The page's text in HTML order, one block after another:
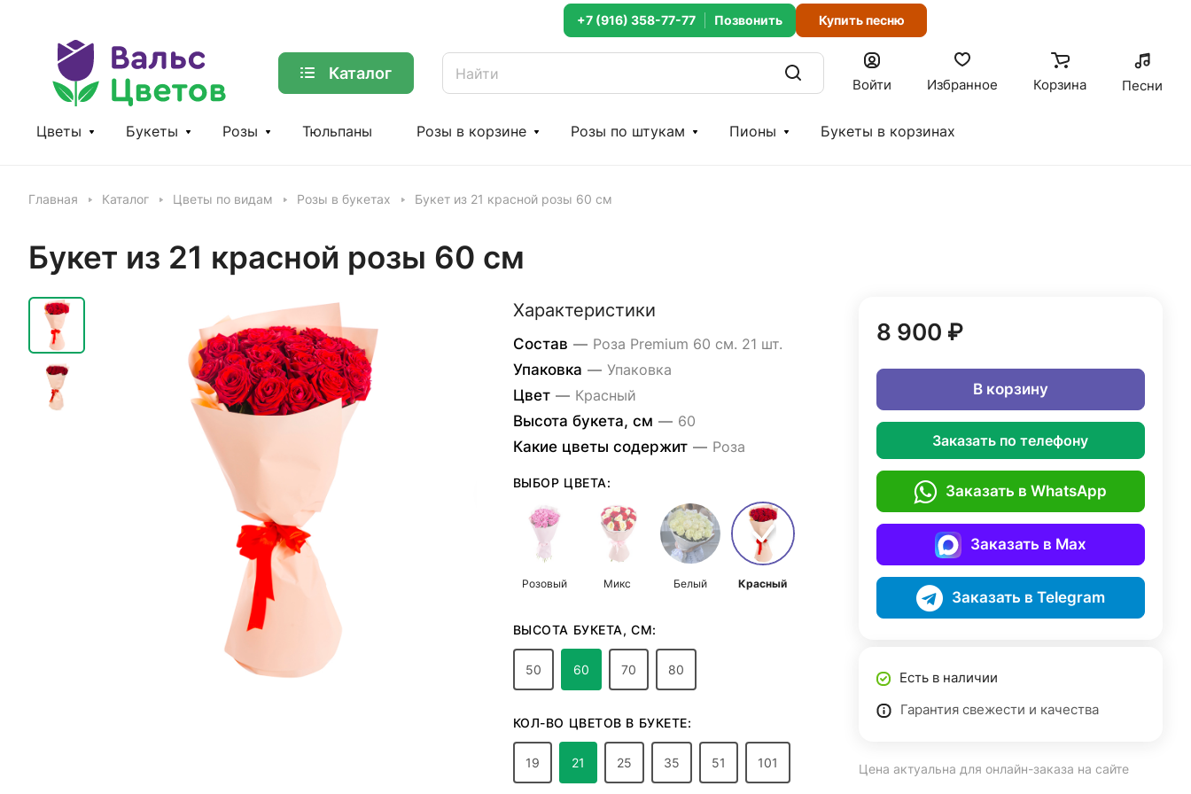
+7 (916) 358-77-77 Купить песню
Каталог
Войти Избранное Корзина Песни
Цветы Букеты Розы Тюльпаны Розы в корзине Розы по штукам Пионы Букеты в корзинах
Главная Каталог Цветы по видам Розы в букетах Букет из 21 красной розы 60 см
Букет из 21 красной розы 60 см
Характеристики
Состав — Роза Premium 60 см. 21 шт.
Упаковка — Упаковка
Цвет — Красный
Высота букета, см — 60
Какие цветы содержит — Роза
ВЫБОР ЦВЕТА:
Розовый Микс Белый Красный
ВЫСОТА БУКЕТА, СМ:
50 60 70 80
КОЛ-ВО ЦВЕТОВ В БУКЕТЕ:
19 21 25 35 51 101
8 900 ₽
В корзину
Заказать по телефону
Заказать в WhatsApp
Заказать в Max
Заказать в Telegram
Есть в наличии
Гарантия свежести и качества
Цена актуальна для онлайн-заказа на сайте